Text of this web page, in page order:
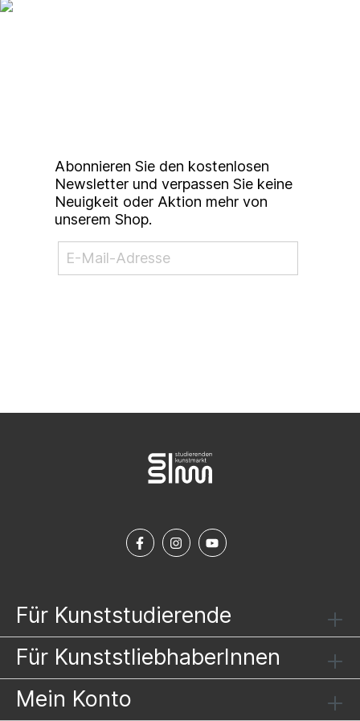
Abonnieren Sie den kostenlosen
Newsletter und verpassen Sie keine
Neuigkeit oder Aktion mehr von
unserem Shop.
Für Kunststudierende
Für KunststliebhaberInnen
Mein Konto